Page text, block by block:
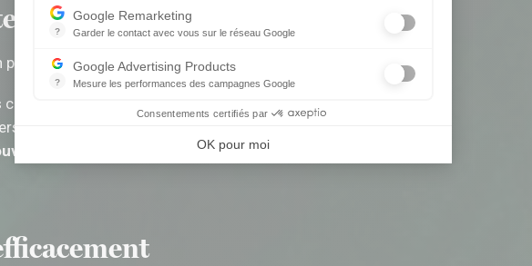
?
Google Remarketing
Garder le contact avec vous sur le réseau Google
?
Google Advertising Products
Mesure les performances des campagnes Google
Consentements certifiés par
OK pour moi
demande
élevée d’offres d’emploi vétérinaire à Vancouver :
urbaines
jeunes et « pet-friendly »
: proximité avec le centre, forte densité résidentielle